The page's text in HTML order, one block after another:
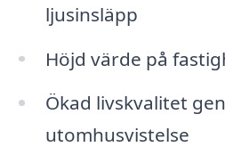
ljusinsläpp
Höjd värde på
Ökad livskvalitet
utomhusvistelse